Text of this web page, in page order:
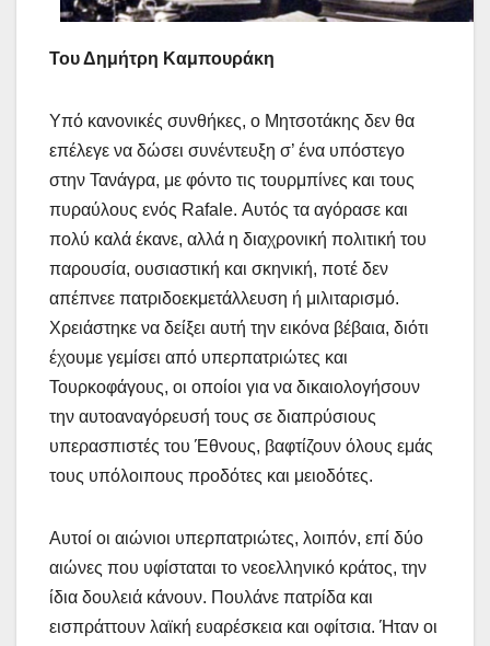
Του Δημήτρη Καμπουράκη
Υπό κανονικές συνθήκες, ο Μητσοτάκης δεν θα
επέλεγε να δώσει συνέντευξη σ’ ένα υπόστεγο
στην Τανάγρα, με φόντο τις τουρμπίνες και τους
πυραύλους ενός Rafale. Αυτός τα αγόρασε και
πολύ καλά έκανε, αλλά η διαχρονική πολιτική του
παρουσία, ουσιαστική και σκηνική, ποτέ δεν
απέπνεε πατριδοεκμετάλλευση ή μιλιταρισμό.
Χρειάστηκε να δείξει αυτή την εικόνα βέβαια, διότι
έχουμε γεμίσει από υπερπατριώτες και
Τουρκοφάγους, οι οποίοι για να δικαιολογήσουν
την αυτοαναγόρευσή τους σε διαπρύσιους
υπερασπιστές του Έθνους, βαφτίζουν όλους εμάς
τους υπόλοιπους προδότες και μειοδότες.
Αυτοί οι αιώνιοι υπερπατριώτες, λοιπόν, επί δύο
αιώνες που υφίσταται το νεοελληνικό κράτος, την
ίδια δουλειά κάνουν. Πουλάνε πατρίδα και
εισπράττουν λαϊκή ευαρέσκεια και οφίτσια. Ήταν οι